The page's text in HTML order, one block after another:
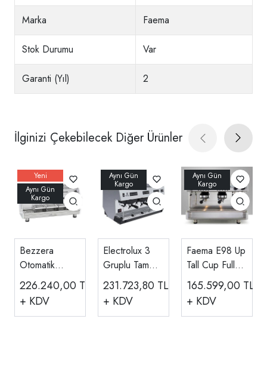
Marka Faema
Stok Durumu Var
Garanti (Yıl) 2
İlginizi Çekebilecek Diğer Ürünler
Bezzera
Otomatik
Espresso
Kahve
Makinesi Tall
226.240,00 TL
+ KDV
Electrolux 3
Gruplu Tam
Otomatik
Espresso
Kahve
231.723,80 TL
+ KDV
Faema E98 Up
Tall Cup Full
Otomatik
Espresso
Kahve
165.599,00 TL
+ KDV